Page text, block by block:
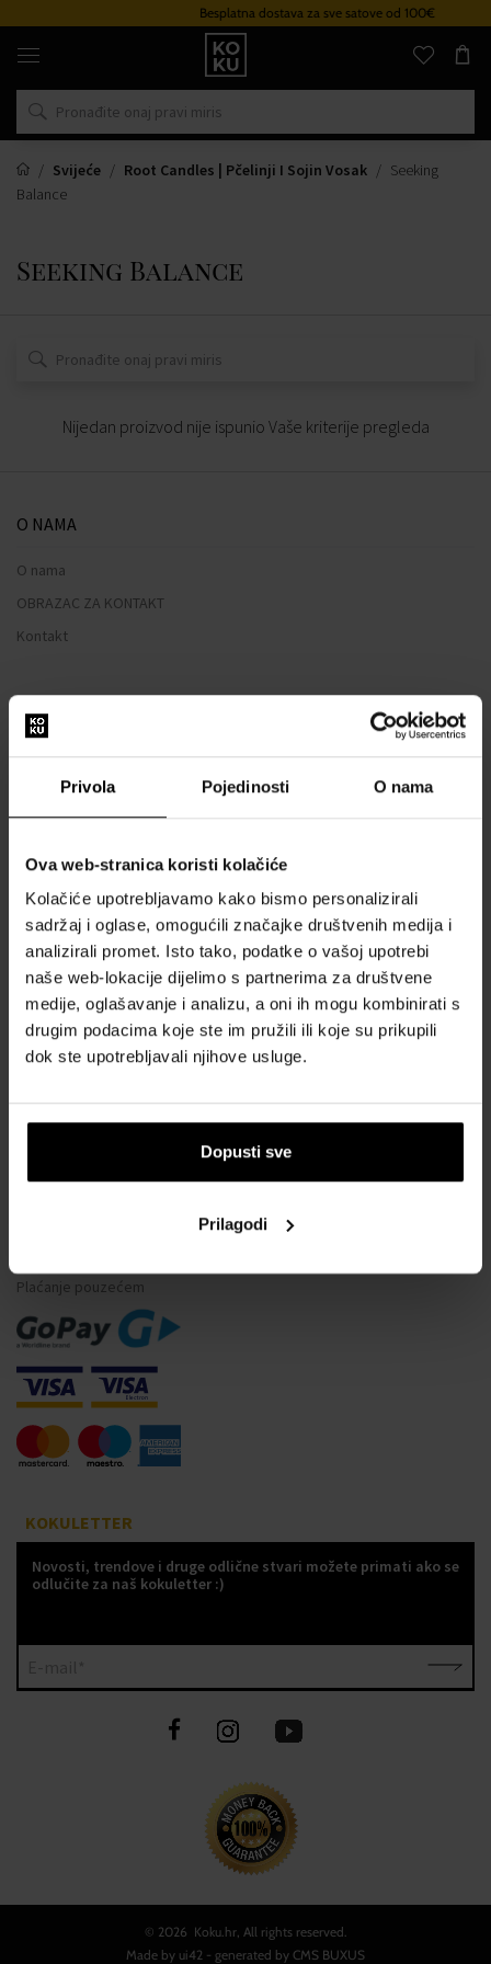
Privola Pojedinosti O nama
Ova web-stranica koristi kolačiće
Kolačiće upotrebljavamo kako bismo personalizirali
sadržaj i oglase, omogućili značajke društvenih medija i
analizirali promet. Isto tako, podatke o vašoj upotrebi
naše web-lokacije dijelimo s partnerima za društvene
medije, oglašavanje i analizu, a oni ih mogu kombinirati s
drugim podacima koje ste im pružili ili koje su prikupili
dok ste upotrebljavali njihove usluge.
Dopusti sve
Prilagodi
Besplatna dostava za sve satove od 100€
Originalni
parfemi
satovi
na
mjestu
Svijeće
Root Candles | Pčelinji I Sojin Vosak
Seeking
Balance
Seeking Balance
Nijedan proizvod nije ispunio Vaše kriterije pregleda
O NAMA
O nama
OBRAZAC ZA KONTAKT
Kontakt
SVE O KUPNJI
Opći uvjeti poslovanja
Zaštita privatnosti
Kada ću dobiti naručenu robu?
Zašto parfemi i satovi od nas?
Što je tester parfema?
Vodootpornost satova
Često postavljana pitanja
Zašto se registrirati?
Plaćanje pouzećem
KOKULETTER
Novosti, trendove i druge odlične stvari možete primati ako se
odlučite za naš kokuletter :)
© 2026 Koku.hr, All rights reserved.
Made by ui42 - generated by CMS BUXUS